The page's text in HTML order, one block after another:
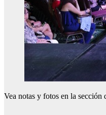
Vea notas y fotos en la sección